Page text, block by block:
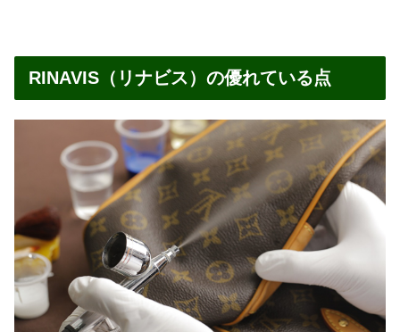
RINAVIS（リナビス）の優れている点